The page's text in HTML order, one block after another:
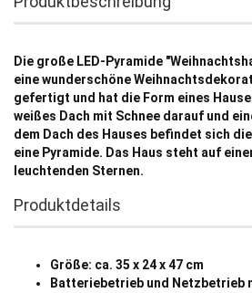
Die große LED-Pyramide
eine wunderschöne
gefertigt und hat die Form eines
weißes Dach mit Schnee darauf und
dem Dach des Hauses befindet sich
eine Pyramide. Das Haus steht auf
leuchtenden Sternen.
Produktdetails
Größe: ca. 35 x 24 x 47 cm
Batteriebetrieb und Netzbetrieb